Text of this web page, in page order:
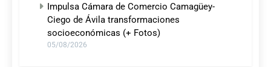
Impulsa Cámara de Comercio Camagüey-
Ciego de Ávila transformaciones
socioeconómicas (+ Fotos)
05/08/2026